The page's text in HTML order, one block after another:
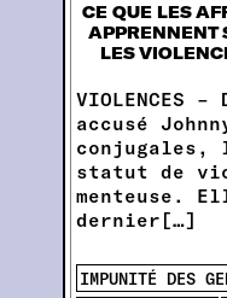
CE QUE LES
APPRENNENT
LES
VIOLENCES
accusé
conjugales,
statut de
menteuse.
dernier[…]
IMPUNITÉ DES